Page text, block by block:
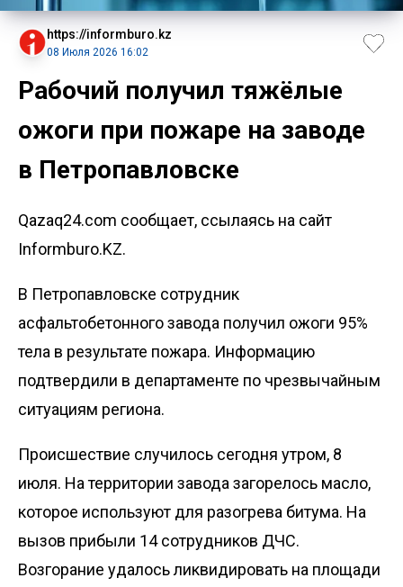
https://informburo.kz
08 Июля 2026 16:02
Рабочий получил тяжёлые
ожоги при пожаре на заводе
в Петропавловске
Qazaq24.com сообщает, ссылаясь на сайт
Informburo.KZ.
В Петропавловске сотрудник
асфальтобетонного завода получил ожоги 95%
тела в результате пожара. Информацию
подтвердили в департаменте по чрезвычайным
ситуациям региона.
Происшествие случилось сегодня утром, 8
июля. На территории завода загорелось масло,
которое используют для разогрева битума. На
вызов прибыли 14 сотрудников ДЧС.
Возгорание удалось ликвидировать на площади